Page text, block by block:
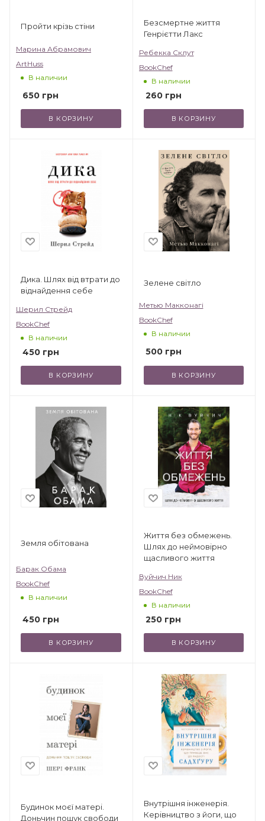
Пройти крізь стіни
Марина Абрамович
ArtHuss
В наличии
650 грн
В КОРЗИНУ
Безсмертне життя
Генрієтти Лакс
Ребекка Склут
BookChef
В наличии
260грн
В КОРЗИНУ
Дика. Шлях від втрати до
віднайдення себе
Шерил Стрейд
BookChef
В наличии
450 грн
В КОРЗИНУ
Зелене світло
Метью Макконагі
BookChef
В наличии
500грн
В КОРЗИНУ
Земля обітована
Барак Обама
BookChef
В наличии
450 грн
В КОРЗИНУ
Життя без обмежень.
Шлях до неймовірно
щасливого життя
Вуйчич Ник
BookChef
В наличии
250грн
В КОРЗИНУ
Будинок моєї матері.
Доньчин пошук свободи
Внутрішня інженерія.
Керівництво з йоги, що